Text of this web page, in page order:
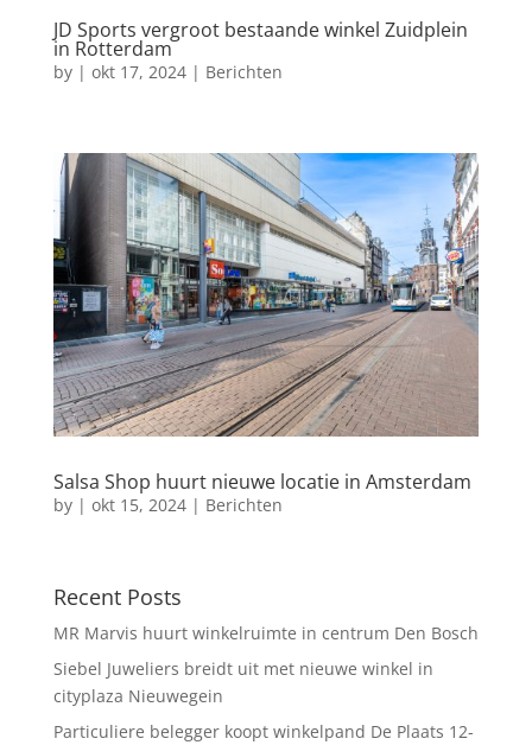
JD Sports vergroot bestaande winkel Zuidplein
in Rotterdam
by | okt 17, 2024| Berichten
Salsa Shop huurt nieuwe locatie in Amsterdam
by | okt 15, 2024| Berichten
Recent Posts
MR Marvis huurt winkelruimte in centrum Den Bosch
Siebel Juweliers breidt uit met nieuwe winkel in
cityplaza Nieuwegein
Particuliere belegger koopt winkelpand De Plaats 12-